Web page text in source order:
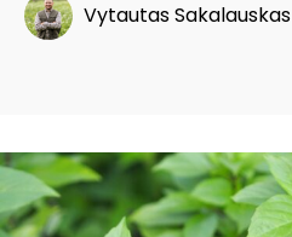
Vytautas Sakalauskas